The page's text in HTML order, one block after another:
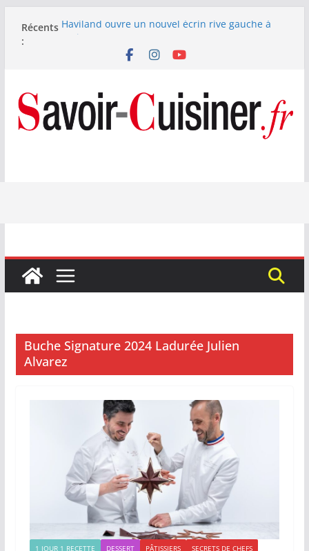
Récents
:
Haviland ouvre un nouvel écrin rive gauche à
Nous avons testé le four à pizza électrique
Little Ice 700 W
Fête des Pères : le digestif se fait gourmand avec
Laphroaig et Arnaud Larher
Catawiki met aux enchères un whisky japonais
Buche Signature 2024 Ladurée Julien
Alvarez
1 JOUR 1 RECETTE DESSERT PÂTISSIERS SECRETS DE CHEFS